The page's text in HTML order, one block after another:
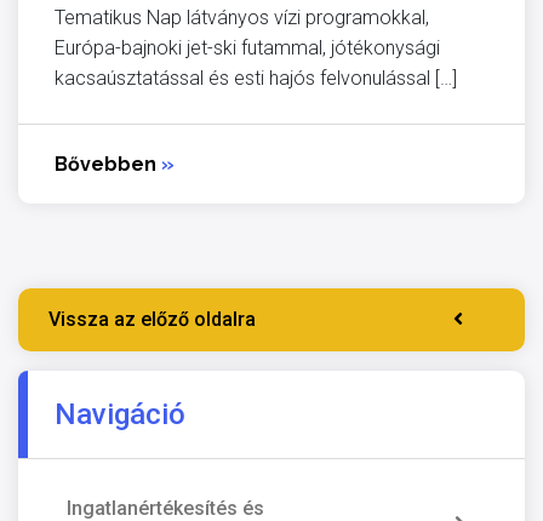
Tematikus Nap látványos vízi programokkal,
Európa-bajnoki jet-ski futammal, jótékonysági
kacsaúsztatással és esti hajós felvonulással […]
Bővebben »
Vissza az előző oldalra
Navigáció
Ingatlanértékesítés és